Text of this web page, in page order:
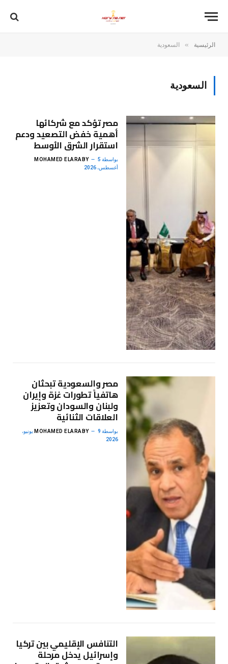
الرئيسية » السعودية
السعودية
مصر تؤكد مع شركائها
أهمية خفض التصعيد ودعم
استقرار الشرق الأوسط
بواسطة MOHAMED ELARABY
5
أغسطس، 2026
مصر والسعودية تبحثان
هاتفياً تطورات غزة وإيران
ولبنان والسودان وتعزيز
العلاقات الثنائية
بواسطة MOHAMED ELARABY 9 يونيو،
2026
التنافس الإقليمي بين تركيا
وإسرائيل يدخل مرحلة